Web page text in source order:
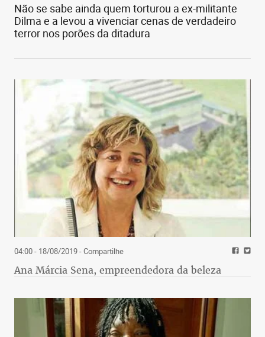
Não se sabe ainda quem torturou a ex-militante
Dilma e a levou a vivenciar cenas de verdadeiro
terror nos porões da ditadura
04:00 - 18/08/2019- Compartilhe
Ana Márcia Sena, empreendedora da beleza